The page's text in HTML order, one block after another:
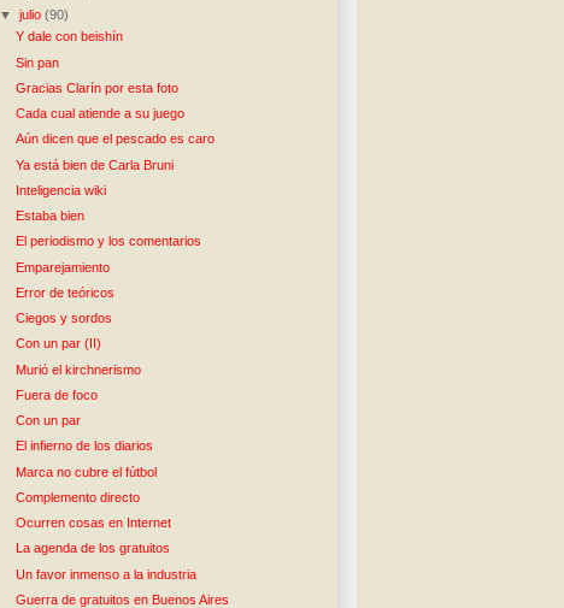
▼julio(90)
Y dale con beishín
Sin pan
Gracias Clarín por esta foto
Cada cual atiende a su juego
Aún dicen que el pescado es caro
Ya está bien de Carla Bruni
Inteligencia wiki
Estaba bien
El periodismo y los comentarios
Emparejamiento
Error de teóricos
Ciegos y sordos
Con un par (II)
Murió el kirchnerismo
Fuera de foco
Con un par
El infierno de los diarios
Marca no cubre el fútbol
Complemento directo
Ocurren cosas en Internet
La agenda de los gratuitos
Un favor inmenso a la industria
Guerra de gratuitos en Buenos Aires